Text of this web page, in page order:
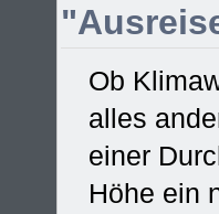
Ob
alles
einer
Höhe ein